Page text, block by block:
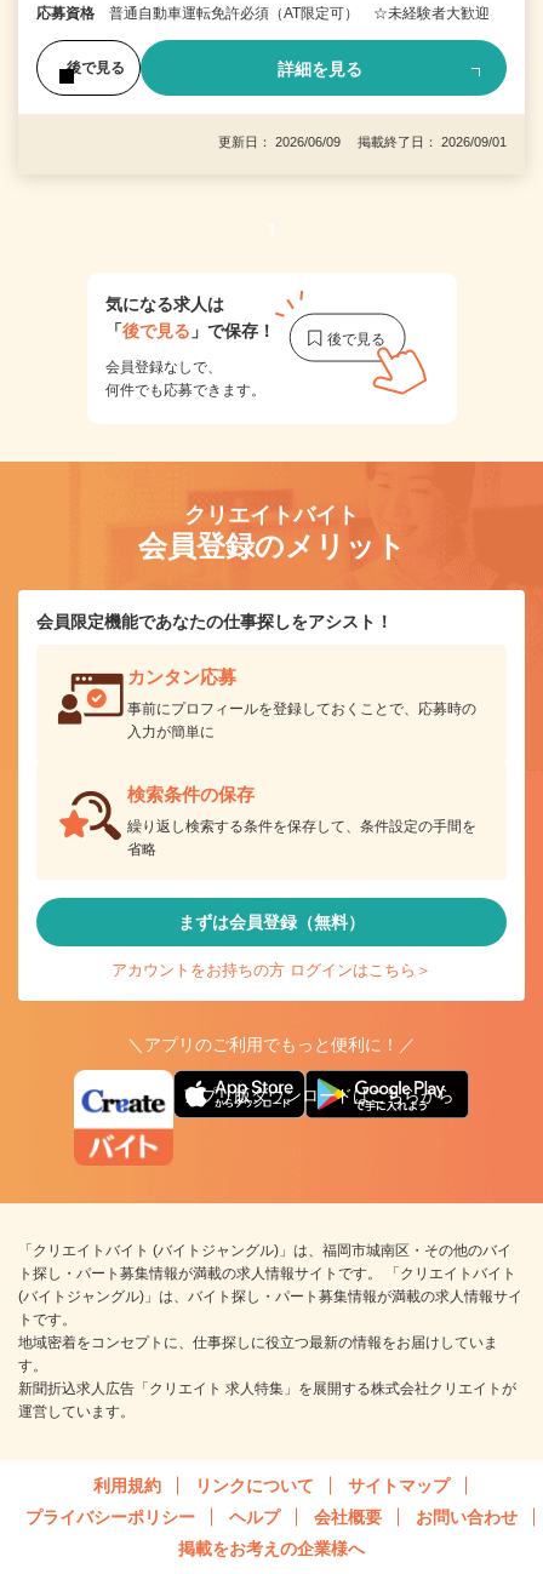
応募資格 普通自動車運転免許必須（AT限定可） ☆未経験者大歓迎
後で見る 詳細を見る
更新日： 2026/06/09 掲載終了日： 2026/09/01
1
気になる求人は
「後で見る 」で保存！
会員登録なしで、
何件でも応募できます。
クリエイトバイト
会員登録のメリット
会員限定機能であなたの仕事探しをアシスト！
カンタン応募
事前にプロフィールを登録しておくことで、応募時の
入力が簡単に
検索条件の保存
繰り返し検索する条件を保存して、条件設定の手間を
省略
まずは会員登録（無料）
アカウントをお持ちの方 ログインはこちら＞
＼アプリのご利用でもっと便利に！／
アプリ版ダウンロードはこちらから
「クリエイトバイト (バイトジャングル)」は、福岡市城南区・その他のバイ
ト探し・パート募集情報が満載の求人情報サイトです。 「クリエイトバイト
(バイトジャングル)」は、バイト探し・パート募集情報が満載の求人情報サイ
トです。
地域密着をコンセプトに、仕事探しに役立つ最新の情報をお届けしていま
す。
新聞折込求人広告「クリエイト 求人特集」を展開する株式会社クリエイトが
運営しています。
利用規約 リンクについて
サイトマップ
プライバシーポリシー
ヘルプ 会社概要
お問い合わせ
掲載をお考えの企業様へ